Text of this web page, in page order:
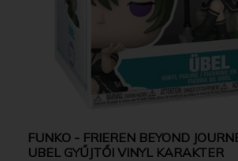
FUNKO - FRIEREN BEYOND
UBEL GYŰJTŐI VINYL KARAKTER